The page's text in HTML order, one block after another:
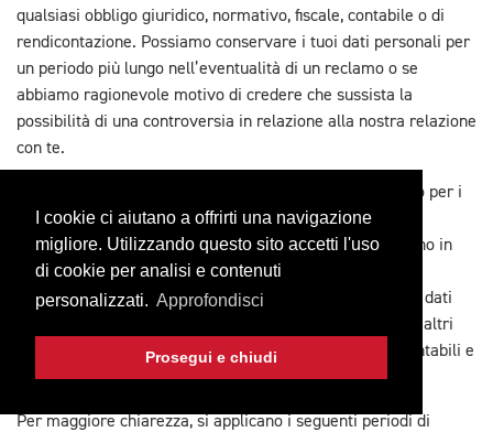
I cookie ci aiutano a offrirti una navigazione
migliore. Utilizzando questo sito accetti l'uso
di cookie per analisi e contenuti
personalizzati. Approfondisci
Prosegui e chiudi
qualsiasi obbligo giuridico, normativo, fiscale, contabile o di
rendicontazione. Possiamo conservare i tuoi dati personali per
un periodo più lungo nell’eventualità di un reclamo o se
abbiamo ragionevole motivo di credere che sussista la
possibilità di una controversia in relazione alla nostra relazione
con te.
Per determinare il periodo di conservazione appropriato per i
dati personali, consideriamo la quantità, la natura e la
sensibilità dei dati personali, il potenziale rischio di danno in
caso di utilizzo non autorizzato o divulgazione delle tue
informazioni personali, le finalità per cui trattiamo i tuoi dati
personali e se possiamo conseguire tali finalità mediate altri
mezzi, nonché gli obblighi giuridici, normativi, fiscali, contabili e
altri obblighi applicabili.
Per maggiore chiarezza, si applicano i seguenti periodi di